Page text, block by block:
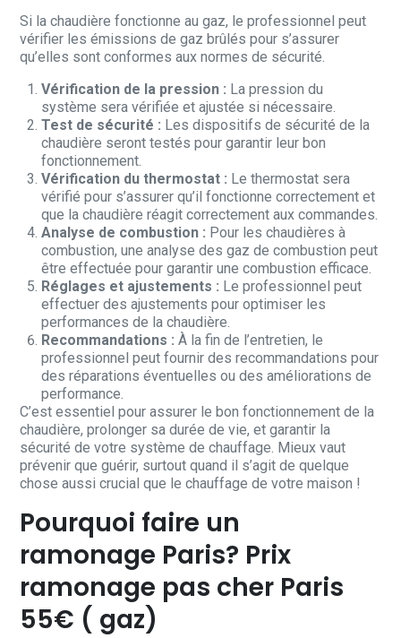
Si la chaudière fonctionne au gaz, le professionnel peut
vérifier les émissions de gaz brûlés pour s’assurer
qu’elles sont conformes aux normes de sécurité.
Vérification de la pression : La pression du
système sera vérifiée et ajustée si nécessaire.
Test de sécurité : Les dispositifs de sécurité de la
chaudière seront testés pour garantir leur bon
fonctionnement.
Vérification du thermostat : Le thermostat sera
vérifié pour s’assurer qu’il fonctionne correctement et
que la chaudière réagit correctement aux commandes.
Analyse de combustion : Pour les chaudières à
combustion, une analyse des gaz de combustion peut
être effectuée pour garantir une combustion efficace.
Réglages et ajustements : Le professionnel peut
effectuer des ajustements pour optimiser les
performances de la chaudière.
Recommandations : À la fin de l’entretien, le
professionnel peut fournir des recommandations pour
des réparations éventuelles ou des améliorations de
performance.
C’est essentiel pour assurer le bon fonctionnement de la
chaudière, prolonger sa durée de vie, et garantir la
sécurité de votre système de chauffage. Mieux vaut
prévenir que guérir, surtout quand il s’agit de quelque
chose aussi crucial que le chauffage de votre maison !
Pourquoi faire un
ramonage Paris? Prix
ramonage pas cher Paris
55€ ( gaz)